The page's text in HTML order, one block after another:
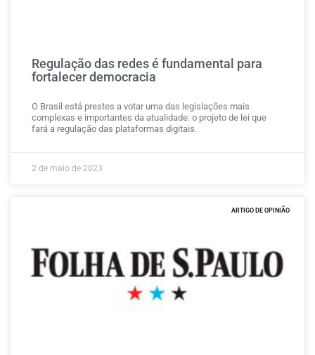
Regulação das redes é fundamental para
fortalecer democracia
O Brasil está prestes a votar uma das legislações mais
complexas e importantes da atualidade: o projeto de lei que
fará a regulação das plataformas digitais.
2 de maio de 2023
ARTIGO DE OPINIÃO